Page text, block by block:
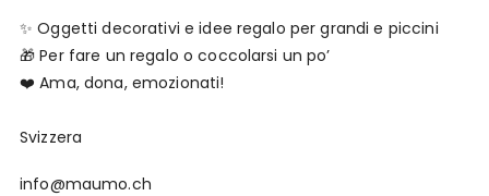
✨ Oggetti decorativi e idee regalo per grandi e piccini
🎁 Per fare un regalo o coccolarsi un po’
❤️ Ama, dona, emozionati!
Svizzera
info@maumo.ch